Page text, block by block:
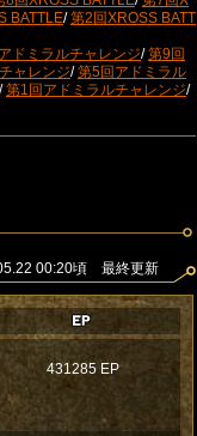
BATTLE/第2回XROSS BATT
ドミラルチャレンジ/第9回
ャレンジ/第5回アドミラル
/第1回アドミラルチャレンジ/
00:20頃 最終更新
431285 EP